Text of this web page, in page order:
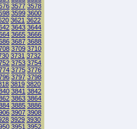
3577 3578
3599 3600
3621 3622
3643 3644
3665 3666
3687 3688
3709 3710
3731 3732
3753 3754
3775 3776
3797 3798
3819 3820
3841 3842
3863 3864
3885 3886
3907 3908
3929 3930
3951 3952